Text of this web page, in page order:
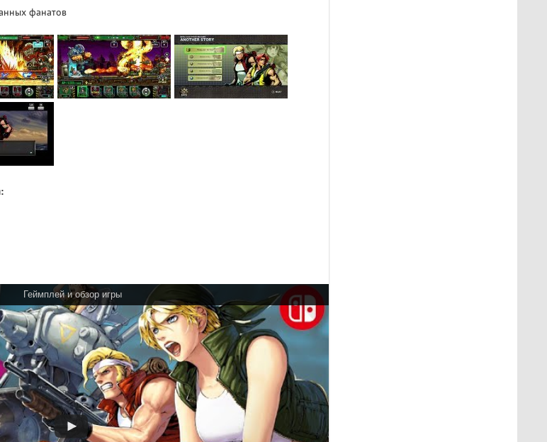
фанатов
Геймплей и обзор игры